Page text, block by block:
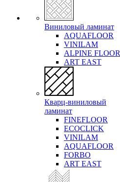
Виниловый ламинат
AQUAFLOOR
VINILAM
ALPINE FLOOR
ART EAST
Кварц-виниловый
ламинат
FINEFLOOR
ECOCLICK
VINILAM
AQUAFLOOR
FORBO
ART EAST